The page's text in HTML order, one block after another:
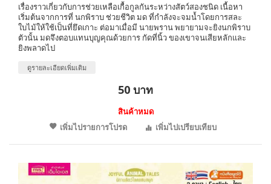
เรื่องราวเกี่ยวกับการช่วยเหลือเกื้อกูลกันระหว่างสัตว์สองชนิด เนื้อหา
เริ่มต้นจากการที่ นกพิราบ ช่วยชีวิต มด ที่กำลังจะจมน้ำโดยการสละ
ใบไม้ให้ใช้เป็นที่ยึดเกาะ ต่อมาเมื่อมี นายพราน พยายามจะยิงนกพิราบ
ตัวนั้น มดจึงตอบแทนบุญคุณด้วยการ กัดที่นิ้ว ของเขาจนเสียหลักและ
ยิงพลาดไป
ดูรายละเอียดเพิ่มเติม
50 บาท
สินค้าหมด
เพิ่มไปรายการโปรด
เพิ่มไปเปรียบเทียบ